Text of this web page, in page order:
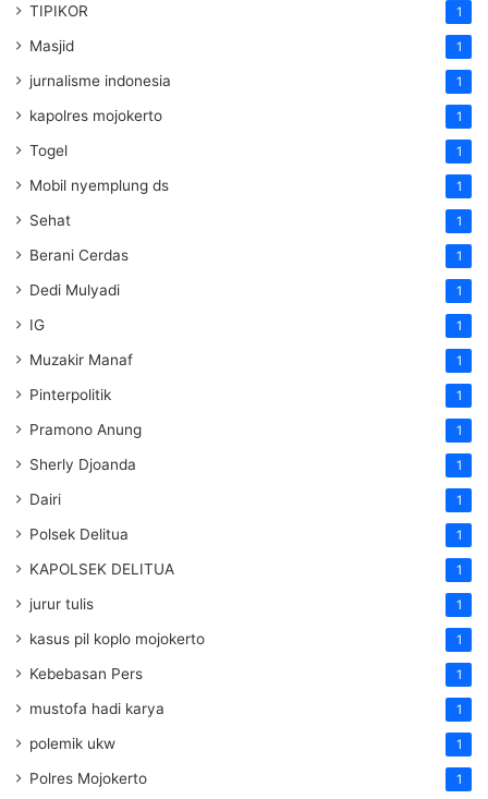
TIPIKOR 1
Masjid 1
jurnalisme indonesia 1
kapolres mojokerto 1
Togel 1
Mobil nyemplung ds 1
Sehat 1
Berani Cerdas 1
Dedi Mulyadi 1
IG 1
Muzakir Manaf 1
Pinterpolitik 1
Pramono Anung 1
Sherly Djoanda 1
Dairi 1
Polsek Delitua 1
KAPOLSEK DELITUA 1
jurur tulis 1
kasus pil koplo mojokerto 1
Kebebasan Pers 1
mustofa hadi karya 1
polemik ukw 1
Polres Mojokerto 1